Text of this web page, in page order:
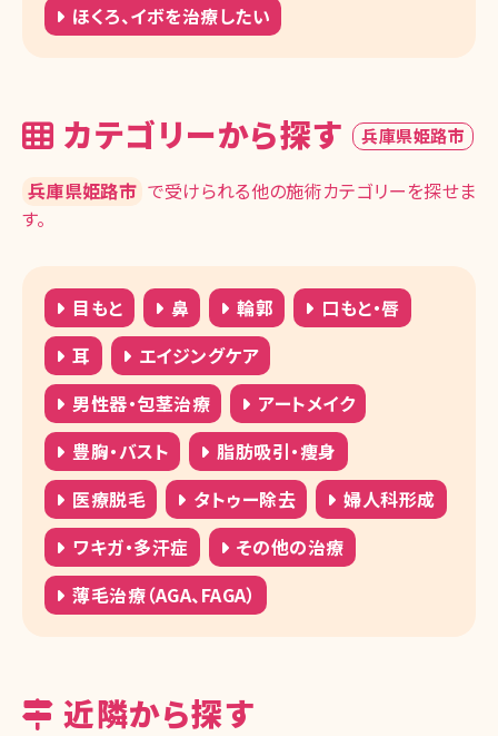
ほくろ、イボを治療したい
カテゴリーから探す 兵庫県姫路市
兵庫県姫路市 で受けられる他の施術カテゴリーを探せま
す。
目もと 鼻 輪郭
口もと・唇
耳
エイジングケア
男性器・包茎治療
アートメイク
豊胸・バスト
脂肪吸引・痩身
医療脱毛
タトゥー除去
婦人科形成
ワキガ・多汗症
その他の治療
薄毛治療（AGA、FAGA）
近隣から探す